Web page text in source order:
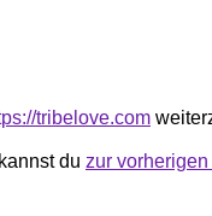
tribelove.com
du zur